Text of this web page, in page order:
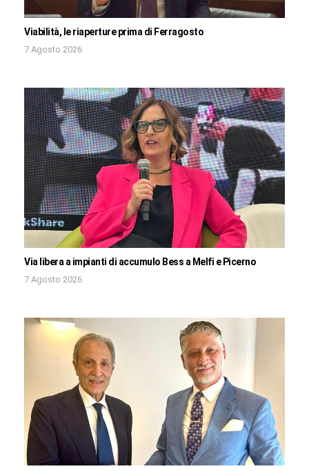
Viabilità, le riaperture prima di Ferragosto
7 Agosto 2026
Via libera a impianti di accumulo Bess a Melfi e Picerno
7 Agosto 2026